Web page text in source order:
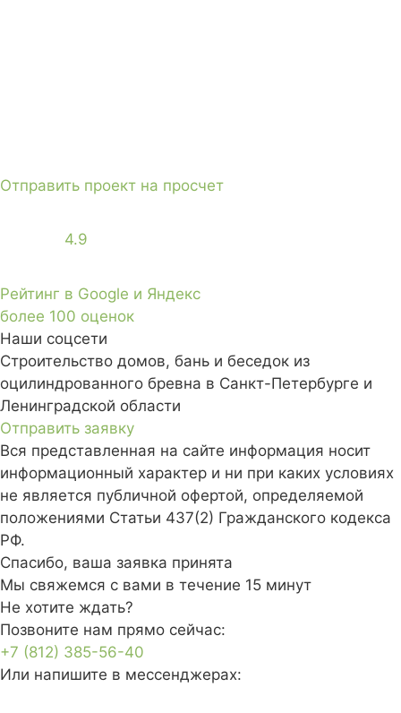
Отправить проект на просчет
4.9
Рейтинг в Google и Яндекс
более 100 оценок
Наши соцсети
Строительство домов, бань и беседок из
оцилиндрованного бревна в Санкт-Петербурге и
Ленинградской области
Отправить заявку
Вся представленная на сайте информация носит
информационный характер и ни при каких условиях
не является публичной офертой, определяемой
положениями Статьи 437(2) Гражданского кодекса
РФ.
Спасибо, ваша заявка принята
Мы свяжемся с вами в течение 15 минут
Не хотите ждать?
Позвоните нам прямо сейчас:
+7 (812) 385-56-40
Или напишите в мессенджерах: